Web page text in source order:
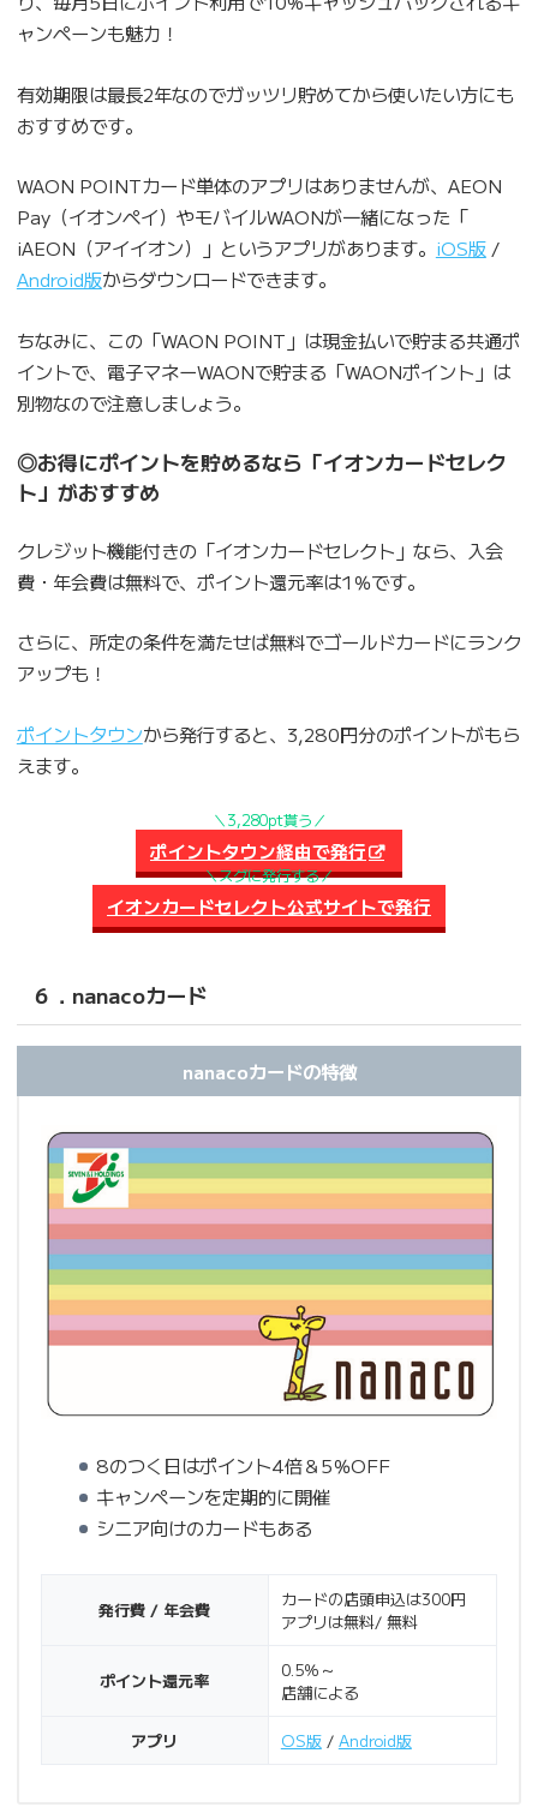
ャンペーンも魅力！
有効期限は最長2年なのでガッツリ貯めてから使いたい方にも
おすすめです。
WAON POINTカード単体のアプリはありませんが、AEON
Pay（イオンペイ）やモバイルWAONが一緒になった「
iAEON（アイイオン）」というアプリがあります。 iOS版/
Android版からダウンロードできます。
ちなみに、この「WAON POINT」は現金払いで貯まる共通ポ
イントで、電子マネーWAONで貯まる「WAONポイント」は
別物なので注意しましょう。
◎お得にポイントを貯めるなら「イオンカードセレク
ト」がおすすめ
クレジット機能付きの「イオンカードセレクト」なら、入会
費・年会費は無料で、ポイント還元率は1％です。
さらに、所定の条件を満たせば無料でゴールドカードにランク
アップも！
ポイントタウンから発行すると、3,280円分のポイントがもら
えます。
＼3,280pt貰う／
ポイントタウン経由で発行
＼スグに発行する／
イオンカードセレクト公式サイトで発行
６．nanacoカード
nanacoカードの特徴
8のつく日はポイント4倍＆5％OFF
キャンペーンを定期的に開催
シニア向けのカードもある
発行費 / 年会費
カードの店頭申込は300円
アプリは無料/ 無料
ポイント還元率
0.5％～
店舗による
アプリ OS版/ Android版